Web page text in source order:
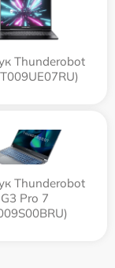
Thunderobot
Thunderobot
G3 Pro 7